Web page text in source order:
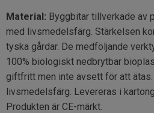
Material: Byggbitar tillverkade av
med livsmedelsfärg. Stärkelsen
tyska gårdar. De medföljande
100% biologiskt nedbrytbar
giftfritt men inte avsett för att ätas.
livsmedelsfärg. Levereras i
Produkten är CE-märkt.